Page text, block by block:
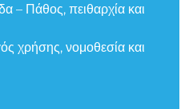
Πάθος, πειθαρχία και
χρήσης, νομοθεσία και